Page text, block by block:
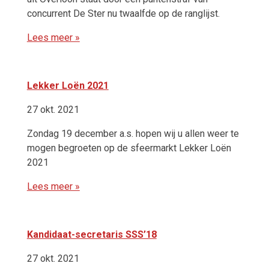
concurrent De Ster nu twaalfde op de ranglijst.
Lees meer »
Lekker Loën 2021
27 okt. 2021
Zondag 19 december a.s. hopen wij u allen weer te
mogen begroeten op de sfeermarkt Lekker Loën
2021
Lees meer »
Kandidaat-secretaris SSS’18
27 okt. 2021